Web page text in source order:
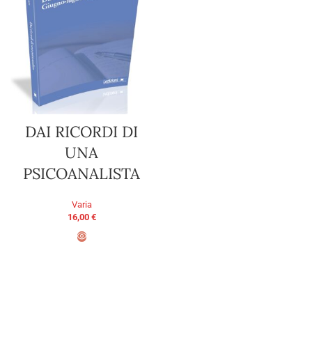
DAI RICORDI DI
UNA
PSICOANALISTA
Varia
16,00 €